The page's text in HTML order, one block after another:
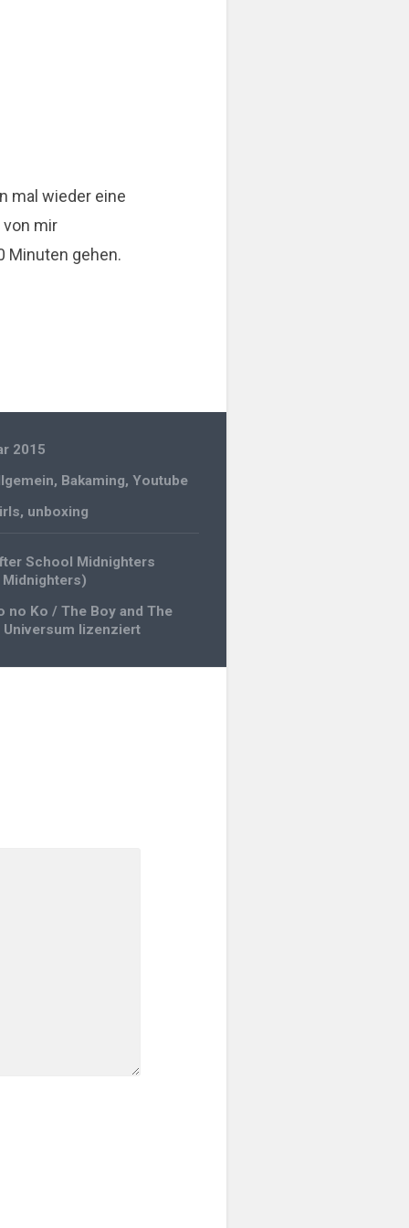
mal wieder eine
von mir
Minuten gehen.
2015
, Bakaming,Youtube
, unboxing
School Midnighters
no Ko / The Boy and The
Universum lizenziert